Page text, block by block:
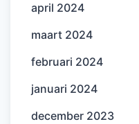
april 2024
maart 2024
februari 2024
januari 2024
december 2023